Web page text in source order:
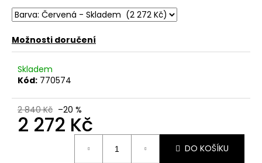
Možnosti doručení
Skladem
Kód: 770574
2 840 Kč –20 %
2 272 Kč
DO KOŠÍKU
D
o
p
o
r
u
u